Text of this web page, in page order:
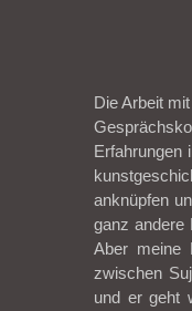
Die Arbeit
Erfahrungen
anknüpfen
ganz andere
Aber meine
zwischen
und er geht